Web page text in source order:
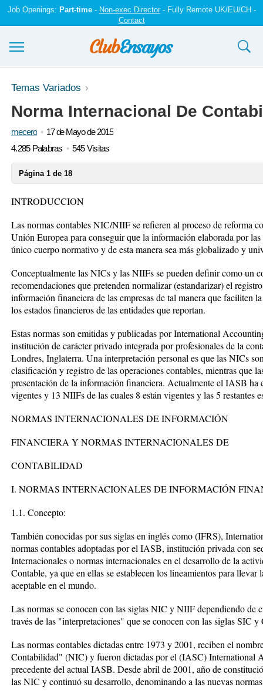
Job Openings: Part-time- Non-exec Director- Fully Remote UK/EU/CH -
Contact
Ensayos y trabajos
Registrarse
Iniciar sesión
Temas Variados
Norma Internacional De
mecero
17 de Mayo de 2015
4.285 Palabras
545 Visitas
Página 1 de 18
INTRODUCCION
Las normas contables NIC/NIIF se refieren al proceso de reforma
Unión Europea para conseguir que la información elaborada por
único cuerpo normativo y de esta manera sea más globalizado y
Conceptualmente las NICs y las NIIFs se pueden definir como un
recomendaciones que pretenden normalizar (estandarizar) el
información financiera de las empresas de tal manera que faciliten
los estados financieros de las entidades que reportan.
Estas normas son emitidas y publicadas por International
institución de carácter privado integrada por profesionales de la
Londres, Inglaterra. Una interpretación personal es que las NICs
clasificación y registro de las operaciones contables, mientras que
presentación de la información financiera. Actualmente el IASB ha
vigentes y 13 NIIFs de las cuales 8 están vigentes y las 5 restantes
NORMAS INTERNACIONALES DE INFORMACIÓN
FINANCIERA Y NORMAS INTERNACIONALES DE
CONTABILIDAD
I. NORMAS INTERNACIONALES DE INFORMACIÓN
1.1. Concepto:
También conocidas por sus siglas en inglés como (IFRS),
normas contables adoptadas por el IASB, institución privada con
Internacionales o normas internacionales en el desarrollo de la
Contable, ya que en ellas se establecen los lineamientos para
aceptable en el mundo.
Las normas se conocen con las siglas NIC y NIIF dependiendo de
través de las "interpretaciones" que se conocen con las siglas SIC
Las normas contables dictadas entre 1973 y 2001, reciben el
Contabilidad" (NIC) y fueron dictadas por el (IASC) International
precedente del actual IASB. Desde abril de 2001, año de
las NIC y continuó su desarrollo, denominando a las nuevas